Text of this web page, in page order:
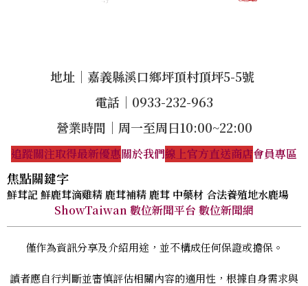
地址｜嘉義縣溪口鄉坪頂村頂坪5-5號
電話｜0933-232-963
營業時間｜周一至周日10:00~22:00
追蹤關注取得最新優惠關於我們線上官方直送商店會員專區
焦點關鍵字
鮮茸記 鮮鹿茸滴雞精 鹿茸補精 鹿茸 中藥材 合法養殖地水鹿場
ShowTaiwan 數位新聞平台 數位新聞網
僅作為資訊分享及介紹用途，並不構成任何保證或擔保。
讀者應自行判斷並審慎評估相關內容的適用性，根據自身需求與